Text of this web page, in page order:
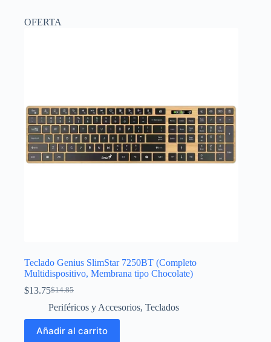
OFERTA
Teclado Genius SlimStar 7250BT (Completo
Multidispositivo, Membrana tipo Chocolate)
$14.85
El
precio
era:
$14.85.
$13.75El
precio
es:
$13.75.
Periféricos y Accesorios, Teclados
Añadir al carrito